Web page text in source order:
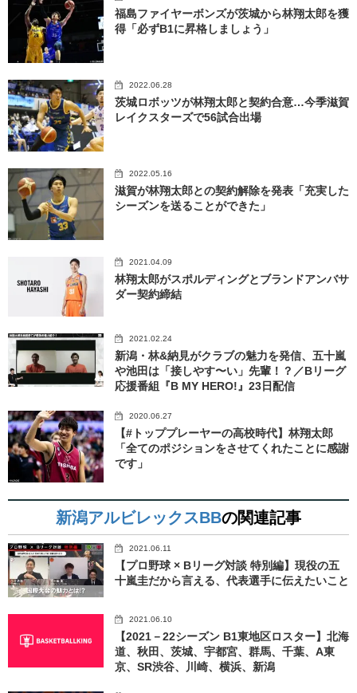
福島ファイヤーボンズが茨城から林翔太郎を獲
得「必ずB1に昇格しましょう」
2022.06.28
茨城ロボッツが林翔太郎と契約合意…今季滋賀
レイクスターズで56試合出場
2022.05.16
滋賀が林翔太郎との契約解除を発表「充実した
シーズンを送ることができた」
2021.04.09
林翔太郎がスポルディングとブランドアンバサ
ダー契約締結
2021.02.24
新潟・林&納見がクラブの魅力を発信、五十嵐
や池田は「接しやす〜い」先輩！？／Bリーグ
応援番組『B MY HERO!』23日配信
2020.06.27
【#トッププレーヤーの高校時代】林翔太郎
「全てのポジションをさせてくれたことに感謝
です」
新潟アルビレックスBBの関連記事
2021.06.11
【プロ野球 × Bリーグ対談 特別編】現役の五
十嵐圭だから言える、代表選手に伝えたいこと
2021.06.10
【2021－22シーズン B1東地区ロスター】北海
道、秋田、茨城、宇都宮、群馬、千葉、A東
京、SR渋谷、川崎、横浜、新潟